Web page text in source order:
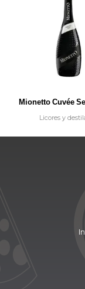
Mionetto Cuvée
Licores y